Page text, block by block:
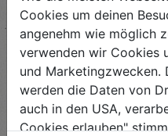
Cookies um deinen
angenehm wie möglich
verwenden wir Cookies
und Marketingzwecken.
werden die Daten von
auch in den USA,
Cookies erlauben"